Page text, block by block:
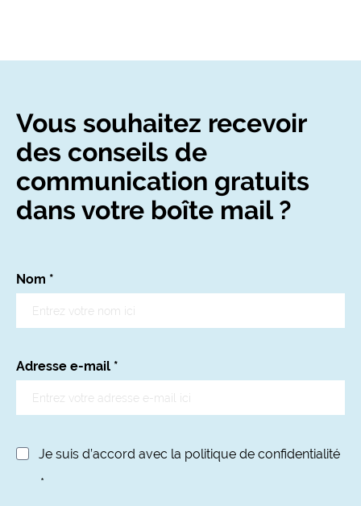
Vous souhaitez recevoir
des conseils de
communication gratuits
dans votre boîte mail ?
Nom *
Adresse e-mail *
Je suis d’accord avec la politique de confidentialité
*